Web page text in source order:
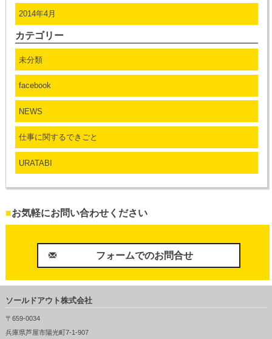
2014年4月
カテゴリー
未分類
facebook
NEWS
仕事に関するできごと
URATABI
■お気軽にお問い合わせください
フォームでのお問合せ
ソールドアウト株式会社
〒659-0034
兵庫県芦屋市陽光町7-1-907